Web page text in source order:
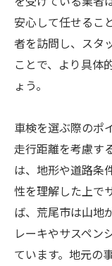
安心して任せるこ
者を訪問し、スタ
ことで、より具体
ょう。
車検を選ぶ際のポ
走行距離を考慮す
は、地形や道路条
性を理解した上で
ば、荒尾市は山地
レーキやサスペン
ています。地元の